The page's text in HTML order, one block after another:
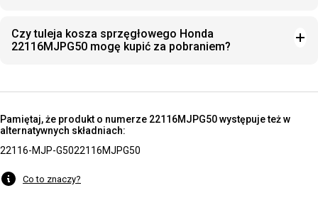
Czy tuleja kosza sprzęgłowego Honda
22116MJPG50 mogę kupić za pobraniem?
Pamiętaj, że produkt o numerze 22116MJPG50 występuje też w
alternatywnych składniach:
22116-MJP-G5022116MJPG50
Co to znaczy?